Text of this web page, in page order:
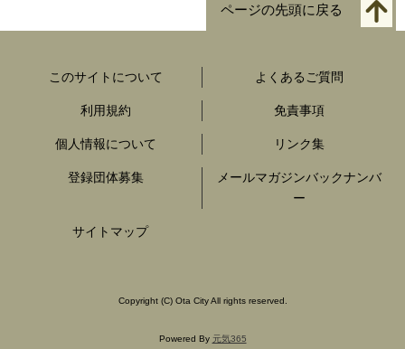
ページの先頭に戻る
このサイトについて よくあるご質問
利用規約 免責事項
個人情報について リンク集
登録団体募集
メールマガジンバックナンバ
ー
サイトマップ
Copyright (C) Ota City All rights reserved.
Powered By 元気365